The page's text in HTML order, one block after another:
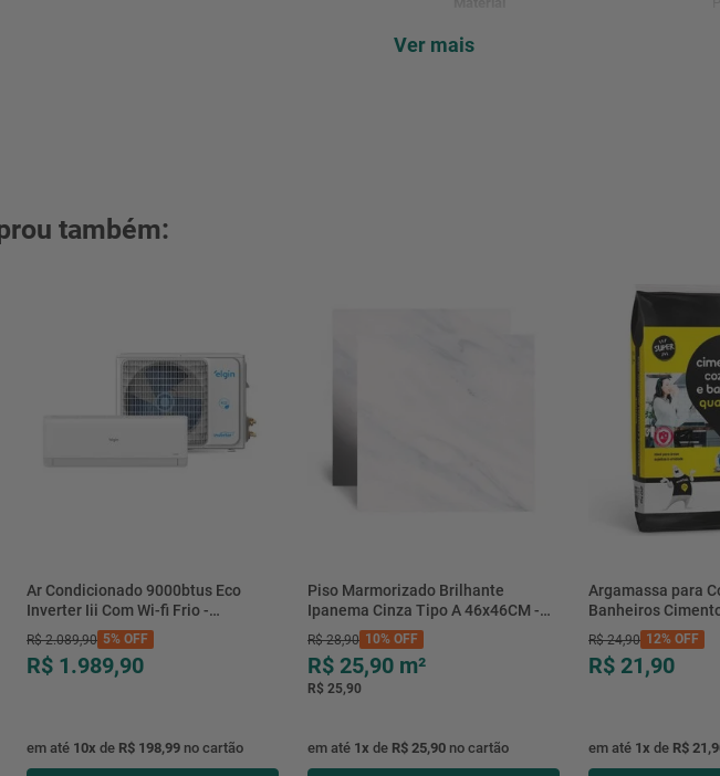
Instalação
Ver mais
também:
Ar Condicionado 9000btus Eco
Inverter Iii Com Wi-fi Frio -
Hjfe09c2cg|hjfi09c2wg - Elgin
R$ 2.089,90 5% OFF
R$ 1.989,90
em até 10x de R$ 198,99 no cartão
Piso Marmorizado Brilhante
Ipanema Cinza Tipo A 46x46CM -
01.012771 - Cerbras
R$ 28,90 10% OFF
R$ 25,90 m²
R$ 25,90
em até 1x de R$ 25,90 no cartão
Argamassa para
Banheiros
-
R$ 24,90 12% OFF
R$ 21,90
em até 1x de R$